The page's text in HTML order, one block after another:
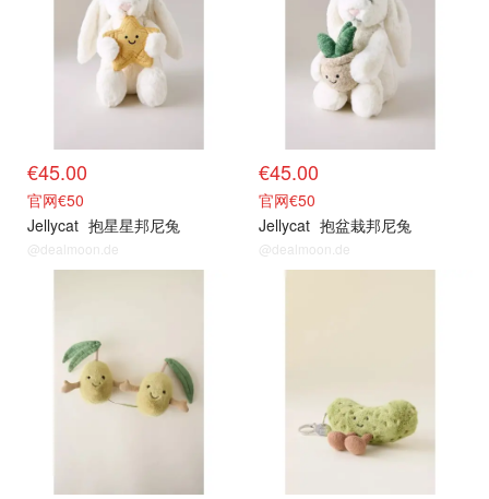
€45.00
官网€50
Jellycat 抱星星邦尼兔
@dealmoon.de
€45.00
官网€50
Jellycat 抱盆栽邦尼兔
@dealmoon.de